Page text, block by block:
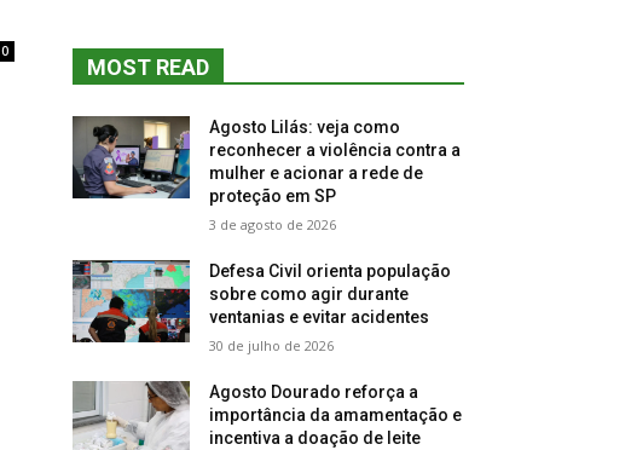
0
MOST READ
Agosto Lilás: veja como
reconhecer a violência contra a
mulher e acionar a rede de
proteção em SP
3 de agosto de 2026
Defesa Civil orienta população
sobre como agir durante
ventanias e evitar acidentes
30 de julho de 2026
Agosto Dourado reforça a
importância da amamentação e
incentiva a doação de leite